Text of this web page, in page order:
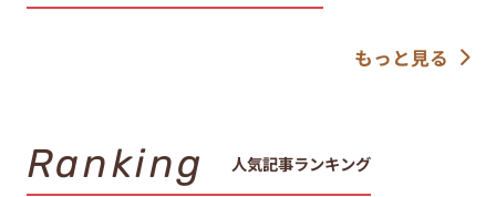
もっと見る
Ranking 人気記事ランキング